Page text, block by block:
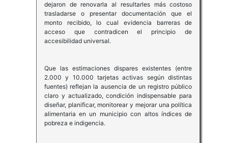
dejaron de renovarla al resultarles más costoso
trasladarse o presentar documentación que el
monto recibido, lo cual evidencia barreras de
acceso que contradicen el principio de
accesibilidad universal.
Que las estimaciones dispares existentes (entre
2.000 y 10.000 tarjetas activas según distintas
fuentes) reflejan la ausencia de un registro público
claro y actualizado, condición indispensable para
diseñar, planificar, monitorear y mejorar una política
alimentaria en un municipio con altos índices de
pobreza e indigencia.